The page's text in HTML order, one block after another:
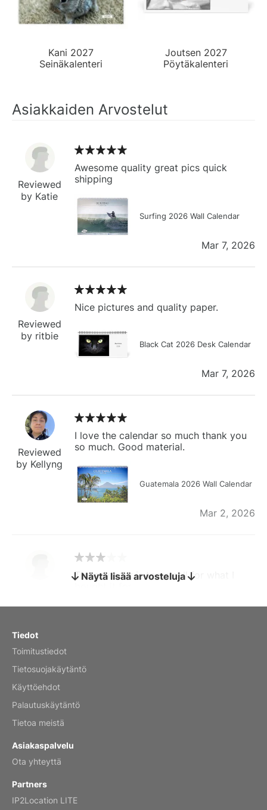
Kani 2027
Seinäkalenteri
Joutsen 2027
Pöytäkalenteri
Asiakkaiden Arvostelut
Reviewed
by Katie
Awesome quality great pics quick
shipping
Surfing 2026 Wall Calendar
Mar 7, 2026
Reviewed
by ritbie
Nice pictures and quality paper.
Black Cat 2026 Desk Calendar
Mar 7, 2026
Reviewed
by Kellyng
I love the calendar so much thank you
so much. Good material.
Guatemala 2026 Wall Calendar
Mar 2, 2026
by charles
The calendar is too small for what I
bought it for
by Anne
Näytä lisää arvosteluja
Tiedot
Toimitustiedot
Tietosuojakäytäntö
Käyttöehdot
Palautuskäytäntö
Tietoa meistä
Asiakaspalvelu
Ota yhteyttä
Partners
IP2Location LITE